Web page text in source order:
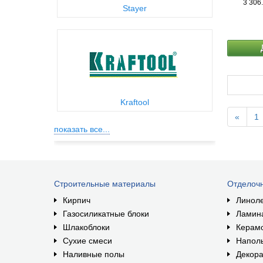
Stayer
Kraftool
показать все...
3
« 1
Строительные материалы
Кирпич
Газосиликатные блоки
Шлакоблоки
Сухие смеси
Наливные полы